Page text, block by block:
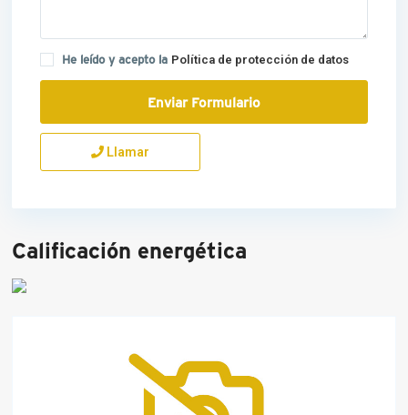
He leído y acepto la Política de protección de datos
Llamar
Calificación energética